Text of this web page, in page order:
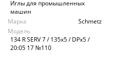
Иглы для промышленных
машин
Марка
Schmetz
Модель
134 R SERV 7 / 135x5 / DPx5 /
20:05 17 №110